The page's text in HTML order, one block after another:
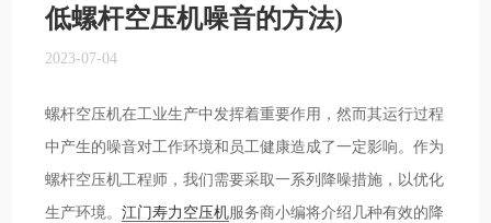
低螺杆空压机噪音的方法)
2023-07-04
螺杆空压机在工业生产中发挥着重要作用，然而其运行过程
中产生的噪音对工作环境和员工健康造成了一定影响。作为
螺杆空压机工程师，我们需要采取一系列降噪措施，以优化
生产环境。江门寿力空压机服务商小编将介绍几种有效的降